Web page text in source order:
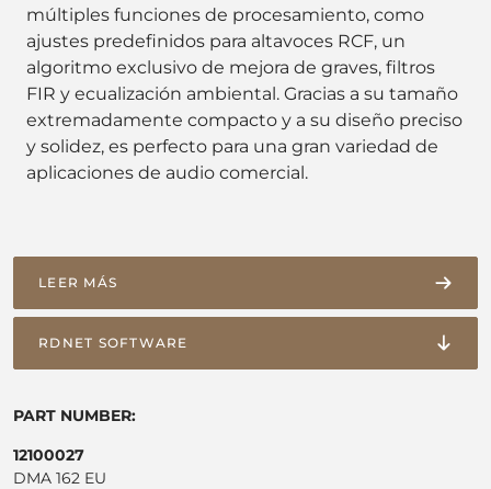
múltiples funciones de procesamiento, como
ajustes predefinidos para altavoces RCF, un
algoritmo exclusivo de mejora de graves, filtros
FIR y ecualización ambiental. Gracias a su tamaño
extremadamente compacto y a su diseño preciso
y solidez, es perfecto para una gran variedad de
aplicaciones de audio comercial.
LEER MÁS
RDNET SOFTWARE
PART NUMBER:
12100027
DMA 162 EU